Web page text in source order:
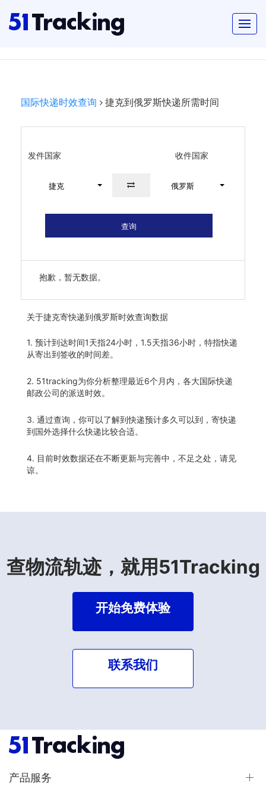
国际快递时效查询 捷克到俄罗斯快递所需时间
发件国家 收件国家
捷克 俄罗斯
查询
抱歉，暂无数据。
关于捷克寄快递到俄罗斯时效查询数据
1. 预计到达时间1天指24小时，1.5天指36小时，特指快递
从寄出到签收的时间差。
2. 51tracking为你分析整理最近6个月内，各大国际快递
邮政公司的派送时效。
3. 通过查询，你可以了解到快递预计多久可以到，寄快递
到国外选择什么快递比较合适。
4. 目前时效数据还在不断更新与完善中，不足之处，请见
谅。
查物流轨迹，就用51Tracking
开始免费体验
联系我们
产品服务